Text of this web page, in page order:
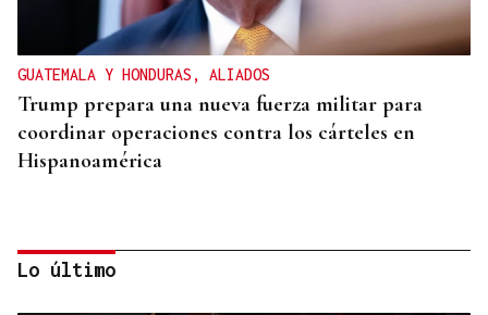
GUATEMALA Y HONDURAS, ALIADOS
Trump prepara una nueva fuerza militar para
coordinar operaciones contra los cárteles en
Hispanoamérica
Lo último